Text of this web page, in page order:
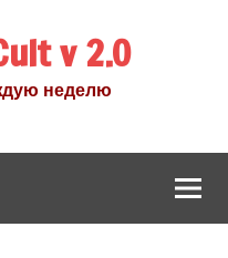
v 2.0
неделю